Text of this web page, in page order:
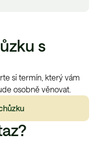
s
si termín, který vám
osobně věnovat.